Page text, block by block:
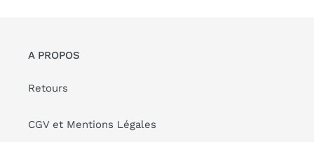
A PROPOS
Retours
CGV et Mentions Légales